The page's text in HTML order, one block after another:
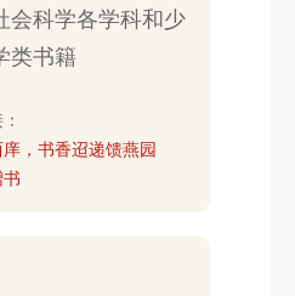
会科学各学科和少
类书籍
，书香迢递馈燕园